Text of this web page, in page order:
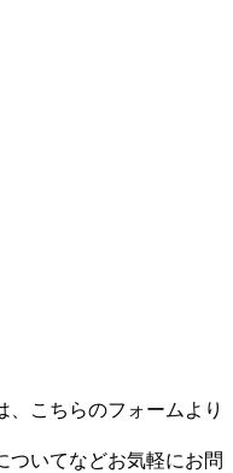
こちらのフォームより
ついてなどお気軽にお問